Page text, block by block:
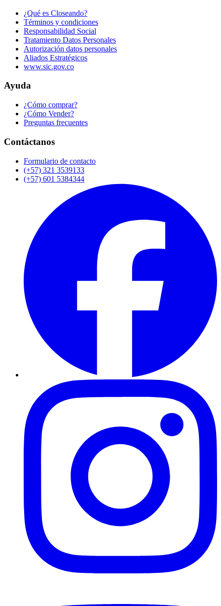
¿Qué es Closeando?
Términos y condiciones
Responsabilidad Social
Tratamiento Datos Personales
Autorización datos personales
Aliados Estratégicos
www.sic.gov.co
Ayuda
¿Cómo comprar?
¿Cómo Vender?
Preguntas frecuentes
Contáctanos
Formulario de contacto
(+57) 321 3539133
(+57) 601 5384344